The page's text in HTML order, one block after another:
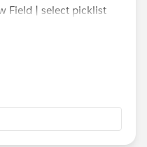
Field | select picklist
until completion.